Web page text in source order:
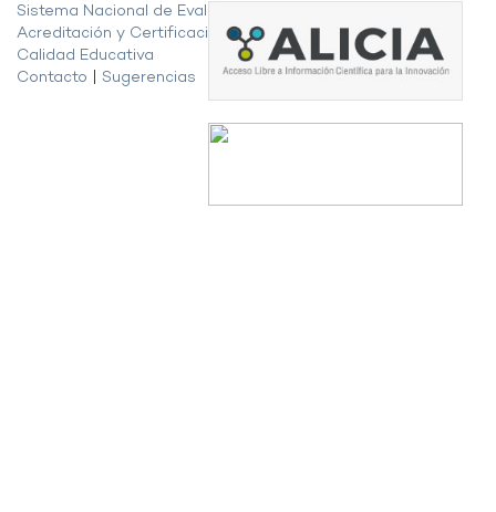
Sistema Nacional de Evaluación,
Acreditación y Certificación de la
Calidad Educativa
Contacto
Sugerencias